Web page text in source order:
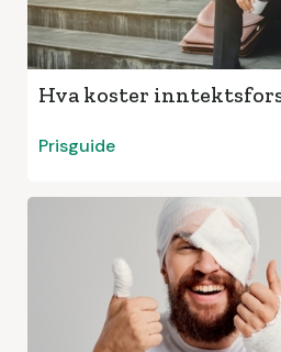
Hva koster
Prisguide